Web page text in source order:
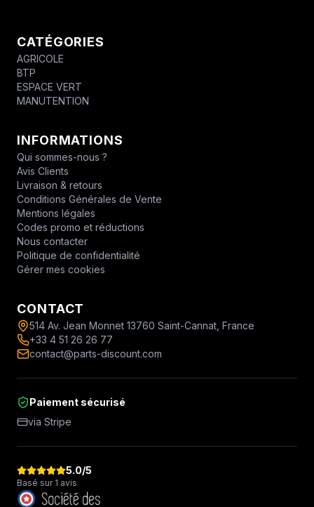
CATÉGORIES
AGRICOLE
BTP
ESPACE VERT
MANUTENTION
INFORMATIONS
Qui sommes-nous ?
Avis Clients
Livraison & retours
Conditions Générales de Vente
Mentions légales
Codes promo et réductions
Nous contacter
Politique de confidentialité
Gérer mes cookies
CONTACT
514 Av. Jean Monnet 13760 Saint-Cannat, France
+33 4 51 26 26 77
contact@parts-discount.com
Paiement sécurisé
via Stripe
5.0/5
Basé sur 1 avis